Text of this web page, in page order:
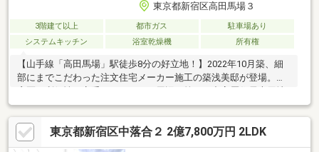
東京都新宿区高田馬場３
3階建て以上 都市ガス
駐車場あり
システムキッチン
浴室乾燥機 所有権
【山手線「高田馬場」駅徒歩8分の好立地！】2022年10月築、細
部にまでこだわった注文住宅メーカー施工の築浅美邸が登場。新
域の閑静な住宅地です。新築オプションリフォーム施工済◆1階
前面 オプションタイル◆耐震補強施工◆外壁タイルシーリング
30年維持強化◆電気自動車 充電コンセント設置16.1帖の開放的
な2階LDKや大型車庫（ビルトインガレージ）など、都市型ライフ
東京都新宿区中落合２ 2億7,800万円 2LDK